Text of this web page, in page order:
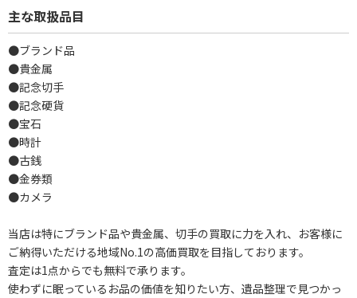
主な取扱品目
●ブランド品
●貴金属
●記念切手
●記念硬貨
●宝石
●時計
●古銭
●金券類
●カメラ
当店は特にブランド品や貴金属、切手の買取に力を入れ、お客様に
ご納得いただける地域No.1の高価買取を目指しております。
査定は1点からでも無料で承ります。
使わずに眠っているお品の価値を知りたい方、遺品整理で見つかっ